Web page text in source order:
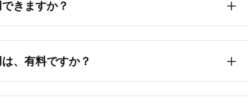
きますか？
、有料ですか？